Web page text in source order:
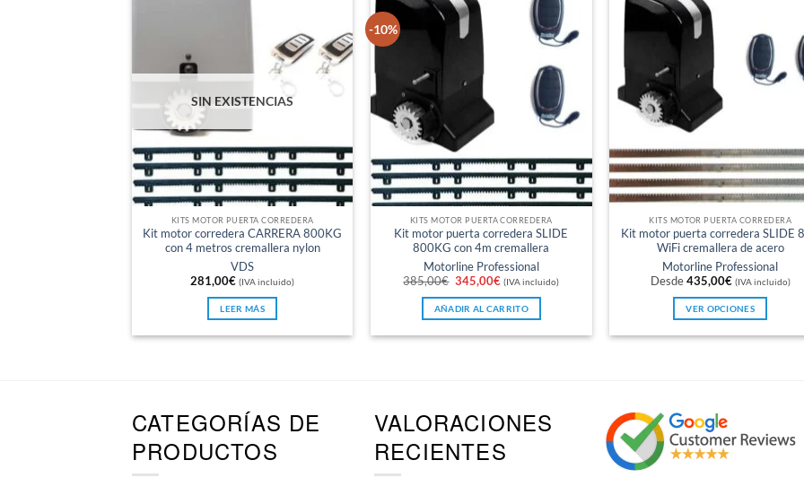
SIN EXISTENCIAS
KITS MOTOR PUERTA CORREDERA
Kit motor corredera CARRERA 800KG
con 4 metros cremallera nylon
VDS
281,00€ (IVA incluido)
LEER MÁS
-10%
KITS MOTOR PUERTA CORREDERA
Kit motor puerta corredera SLIDE
800KG con 4m cremallera
Motorline Professional
385,00€ El
precio
original
era:
385,00€.
345,00€El
precio
actual
es:
345,00€.
(IVA incluido)
AÑADIR AL CARRITO
KITS MOTOR PUERTA CORREDERA
Kit motor puerta corredera SLIDE
WiFi cremallera de acero
Motorline Professional
Desde 435,00€ (IVA incluido)
VER OPCIONES
Las
opciones
se
CATEGORÍAS DE
PRODUCTOS
VALORACIONES
RECIENTES